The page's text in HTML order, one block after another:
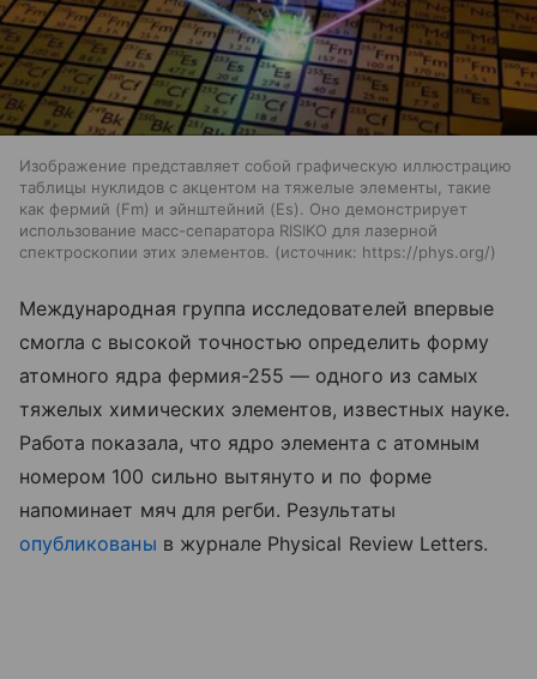
Изображение представляет собой графическую иллюстрацию
таблицы нуклидов с акцентом на тяжелые элементы, такие
как фермий (Fm) и эйнштейний (Es). Оно демонстрирует
использование масс-сепаратора RISIKO для лазерной
спектроскопии этих элементов.
источник: https://phys.org/
Международная группа исследователей впервые
смогла с высокой точностью определить форму
атомного ядра фермия-255 — одного из самых
тяжелых химических элементов, известных науке.
Работа показала, что ядро элемента с атомным
номером 100 сильно вытянуто и по форме
напоминает мяч для регби. Результаты
опубликованы в журнале Physical Review Letters.